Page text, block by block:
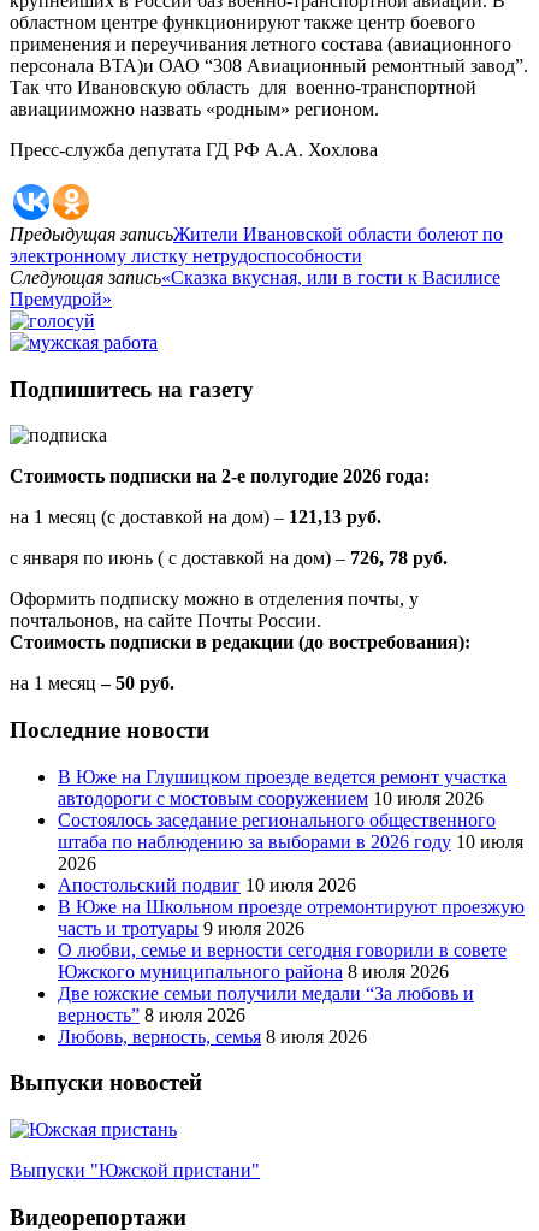
областном центре функционируют также центр боевого
применения и переучивания летного состава (авиационного
персонала ВТА)и ОАО “308 Авиационный ремонтный завод”.
Так что Ивановскую область для военно-транспортной
авиацииможно назвать «родным» регионом.
Пресс-служба депутата ГД РФ А.А. Хохлова
Предыдущая записьЖители Ивановской области болеют по
электронному листку нетрудоспособности
Следующая запись«Сказка вкусная, или в гости к Василисе
Премудрой»
Подпишитесь на газету
Стоимость подписки на 2-е полугодие 2026 года:
на 1 месяц (с доставкой на дом) – 121,13 руб.
с января по июнь ( с доставкой на дом) – 726, 78 руб.
Оформить подписку можно в отделения почты, у
почтальонов, на сайте Почты России.
Стоимость подписки в редакции (до востребования):
на 1 месяц – 50 руб.
Последние новости
В Юже на Глушицком проезде ведется ремонт участка
автодороги с мостовым сооружением 10 июля 2026
Состоялось заседание регионального общественного
штаба по наблюдению за выборами в 2026 году 10 июля
2026
Апостольский подвиг 10 июля 2026
В Юже на Школьном проезде отремонтируют проезжую
часть и тротуары 9 июля 2026
О любви, семье и верности сегодня говорили в совете
Южского муниципального района 8 июля 2026
Две южские семьи получили медали “За любовь и
верность” 8 июля 2026
Любовь, верность, семья 8 июля 2026
Выпуски новостей
Выпуски "Южской пристани"
Видеорепортажи